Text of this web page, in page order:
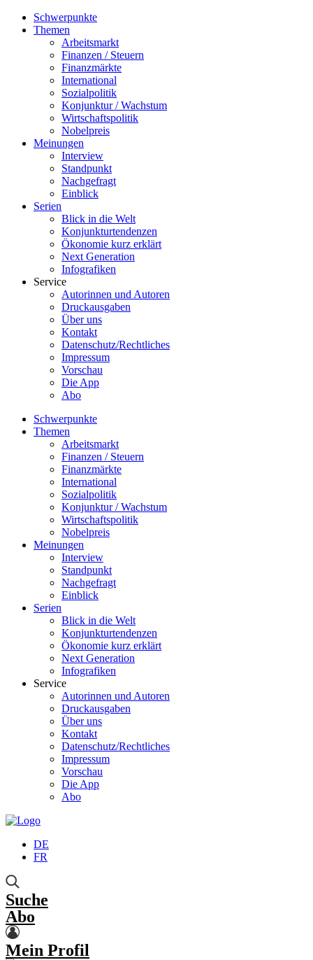
Schwerpunkte
Themen
Arbeitsmarkt
Finanzen / Steuern
Finanzmärkte
International
Sozialpolitik
Konjunktur / Wachstum
Wirtschaftspolitik
Nobelpreis
Meinungen
Interview
Standpunkt
Nachgefragt
Einblick
Serien
Blick in die Welt
Konjunkturtendenzen
Ökonomie kurz erklärt
Next Generation
Infografiken
Service
Autorinnen und Autoren
Druckausgaben
Über uns
Kontakt
Datenschutz/Rechtliches
Impressum
Vorschau
Die App
Abo
Schwerpunkte
Themen
Arbeitsmarkt
Finanzen / Steuern
Finanzmärkte
International
Sozialpolitik
Konjunktur / Wachstum
Wirtschaftspolitik
Nobelpreis
Meinungen
Interview
Standpunkt
Nachgefragt
Einblick
Serien
Blick in die Welt
Konjunkturtendenzen
Ökonomie kurz erklärt
Next Generation
Infografiken
Service
Autorinnen und Autoren
Druckausgaben
Über uns
Kontakt
Datenschutz/Rechtliches
Impressum
Vorschau
Die App
Abo
DE
FR
Suche
Abo
Mein Profil